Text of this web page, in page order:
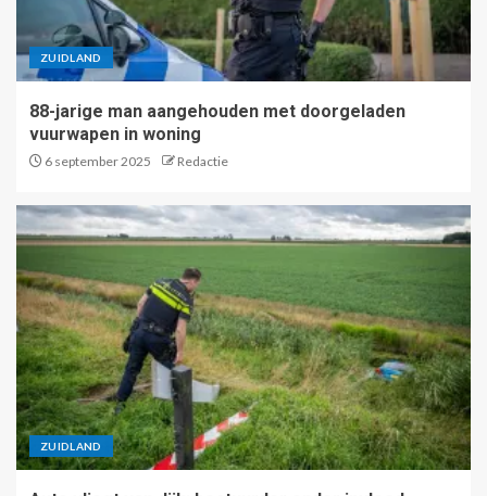
ZUIDLAND
88-jarige man aangehouden met doorgeladen
vuurwapen in woning
6 september 2025 Redactie
ZUIDLAND